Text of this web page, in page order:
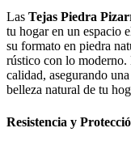
Las Tejas Piedra
tu hogar en un espacio
su formato en piedra
rústico con lo moderno.
calidad, asegurando
belleza natural de tu
Resistencia y